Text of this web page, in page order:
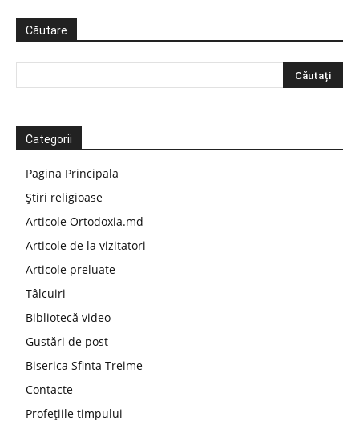
Căutare
Categorii
Pagina Principala
Știri religioase
Articole Ortodoxia.md
Articole de la vizitatori
Articole preluate
Tâlcuiri
Bibliotecă video
Gustări de post
Biserica Sfinta Treime
Contacte
Profețiile timpului